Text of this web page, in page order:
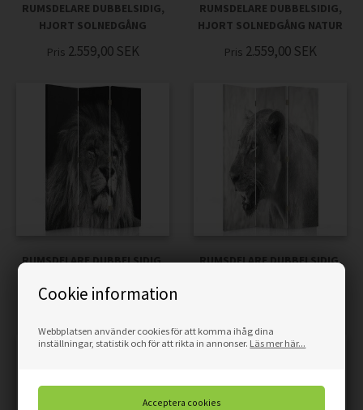
Cookie information
Webbplatsen använder cookies för att komma ihåg dina
inställningar, statistik och för att rikta in annonser. Läs mer här...
RUMSDELARE DUBBELSIDIG,
HJORT SOLNEDGÅNG
Pris 2.559,00 SEK
RUMSDELARE DUBBELSIDIG,
HJORT SOLNEDGÅNG NATUR
Pris 2.559,00 SEK
RUMSDELARE DUBBELSIDIG,
Pris 2.559,00SEK
RUMSDELARE DUBBELSIDIG,